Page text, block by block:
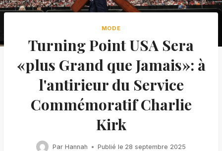
MODE
Turning Point USA Sera
«plus Grand que Jamais»: à
l'antirieur du Service
Commémoratif Charlie
Kirk
Par Hannah Publié le 28 septembre 2025